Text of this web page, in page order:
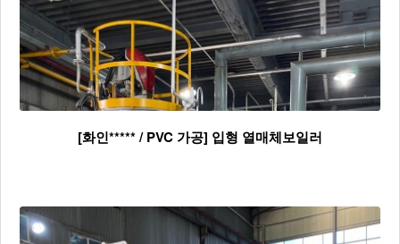
[화인***** / PVC 가공] 입형 열매체보일러